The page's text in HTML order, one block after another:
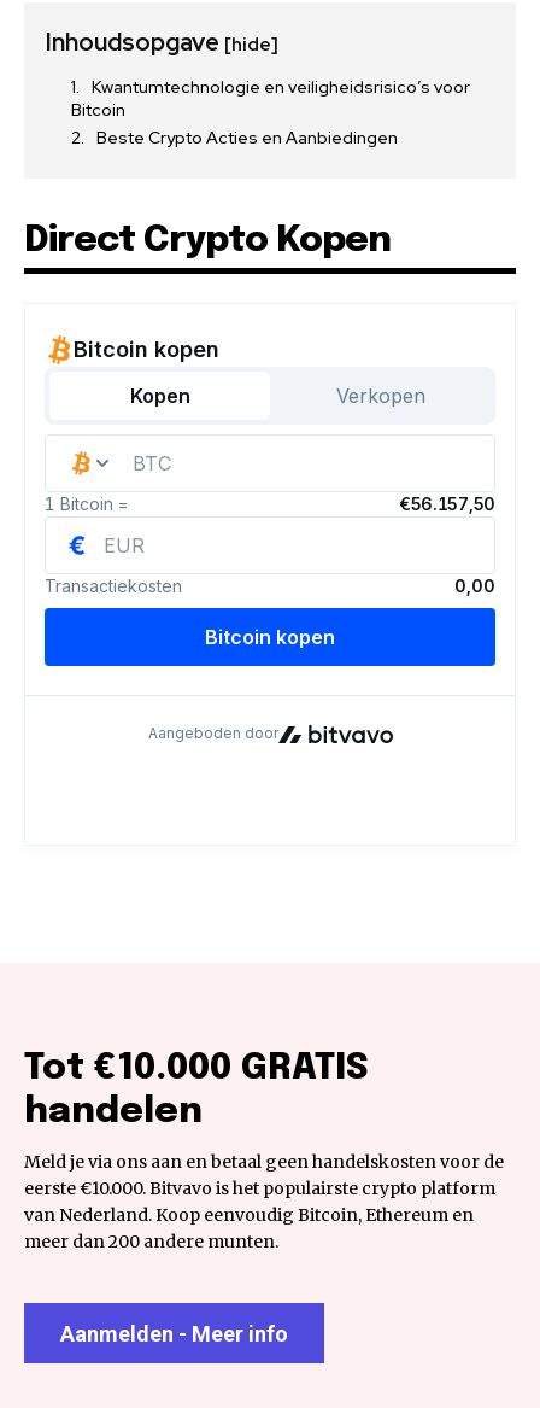
Inhoudsopgave [hide]
Kwantumtechnologie en veiligheidsrisico’s voor
Bitcoin
Beste Crypto Acties en Aanbiedingen
Direct Crypto Kopen
Tot €10.000 GRATIS
handelen
Meld je via ons aan en betaal geen handelskosten voor de
eerste €10.000. Bitvavo is het populairste crypto platform
van Nederland. Koop eenvoudig Bitcoin, Ethereum en
meer dan 200 andere munten.
Aanmelden - Meer info